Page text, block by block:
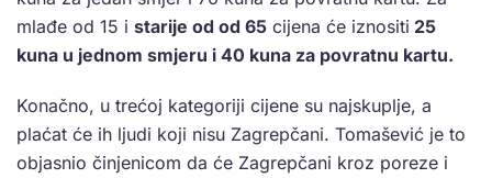
mlađe od 15 i starije od od 65 cijena će iznositi 25
kuna u jednom smjeru i 40 kuna za povratnu kartu.
Konačno, u trećoj kategoriji cijene su najskuplje, a
plaćat će ih ljudi koji nisu Zagrepčani. Tomašević je to
objasnio činjenicom da će Zagrepčani kroz poreze i